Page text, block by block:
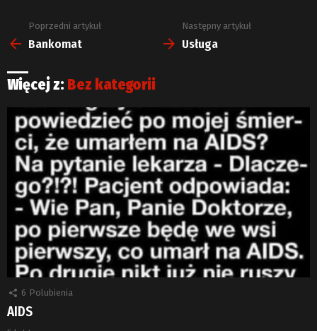
Zobacz
więcej
Poprzedni artykuł
Bankomat
Następny artykuł
Usługa
Więcej z: Bez kategorii
6 Polubienia
AIDS